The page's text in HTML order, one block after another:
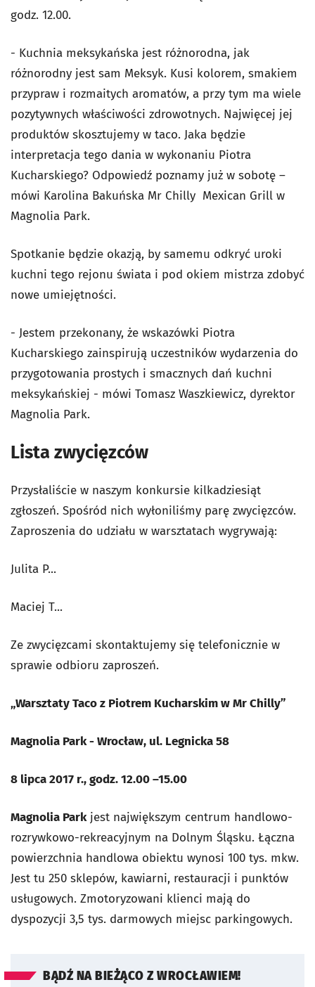
godz. 12.00.
- Kuchnia meksykańska jest różnorodna, jak
różnorodny jest sam Meksyk. Kusi kolorem, smakiem
przypraw i rozmaitych aromatów, a przy tym ma wiele
pozytywnych właściwości zdrowotnych. Najwięcej jej
produktów skosztujemy w taco. Jaka będzie
interpretacja tego dania w wykonaniu Piotra
Kucharskiego? Odpowiedź poznamy już w sobotę –
mówi Karolina Bakuńska Mr Chilly Mexican Grill w
Magnolia Park.
Spotkanie będzie okazją, by samemu odkryć uroki
kuchni tego rejonu świata i pod okiem mistrza zdobyć
nowe umiejętności.
- Jestem przekonany, że wskazówki Piotra
Kucharskiego zainspirują uczestników wydarzenia do
przygotowania prostych i smacznych dań kuchni
meksykańskiej - mówi Tomasz Waszkiewicz, dyrektor
Magnolia Park.
Lista zwycięzców
Przysłaliście w naszym konkursie kilkadziesiąt
zgłoszeń. Spośród nich wyłoniliśmy parę zwycięzców.
Zaproszenia do udziału w warsztatach wygrywają:
Julita P...
Maciej T...
Ze zwycięzcami skontaktujemy się telefonicznie w
sprawie odbioru zaproszeń.
„Warsztaty Taco z Piotrem Kucharskim w Mr Chilly”
Magnolia Park - Wrocław, ul. Legnicka 58
8 lipca 2017 r., godz. 12.00 –15.00
Magnolia Parkjest największym centrum handlowo-
rozrywkowo-rekreacyjnym na Dolnym Śląsku. Łączna
powierzchnia handlowa obiektu wynosi 100 tys. mkw.
Jest tu 250 sklepów, kawiarni, restauracji i punktów
usługowych. Zmotoryzowani klienci mają do
dyspozycji 3,5 tys. darmowych miejsc parkingowych.
BĄDŹ NA BIEŻĄCO Z WROCŁAWIEM!